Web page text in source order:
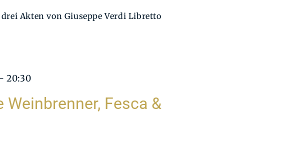
Akten von Giuseppe Verdi Libretto
Weinbrenner, Fesca &
20:30